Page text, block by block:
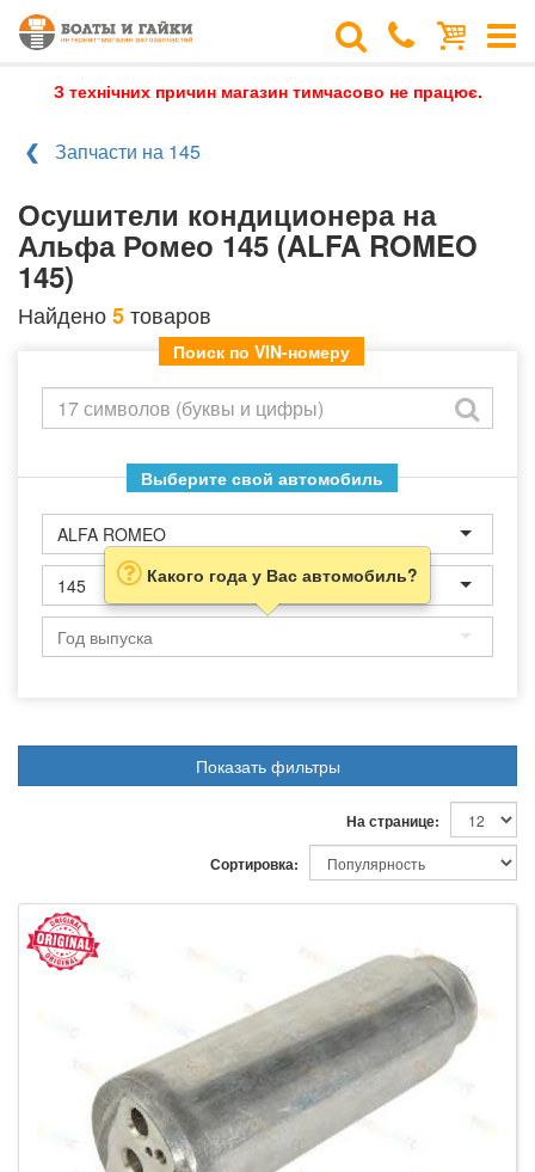
З технічних причин магазин тимчасово не працює.
Запчасти на 145
Осушители кондиционера на
Альфа Ромео 145 (ALFA ROMEO
145)
Найдено5товаров
Поиск по VIN-номеру
Выберите свой автомобиль
ALFA ROMEO
145 Какого года у Вас автомобиль?
Показать фильтры
На странице:
Сортировка: